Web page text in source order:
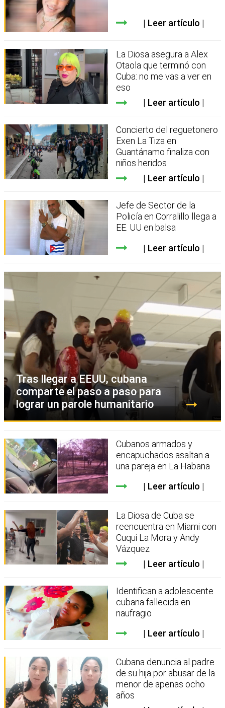
Leer artículo
La Diosa asegura a Alex
Otaola que terminó con
Cuba: no me vas a ver en
eso
Leer artículo
Concierto del reguetonero
Exen La Tiza en
Guantánamo finaliza con
niños heridos
Leer artículo
Jefe de Sector de la
Policía en Corralillo llega a
EE. UU en balsa
Leer artículo
Tras llegar a EEUU, cubana
comparte el paso a paso para
lograr un parole humanitario
Cubanos armados y
encapuchados asaltan a
una pareja en La Habana
Leer artículo
La Diosa de Cuba se
reencuentra en Miami con
Cuqui La Mora y Andy
Vázquez
Leer artículo
Identifican a adolescente
cubana fallecida en
naufragio
Leer artículo
Cubana denuncia al padre
de su hija por abusar de la
menor de apenas ocho
años